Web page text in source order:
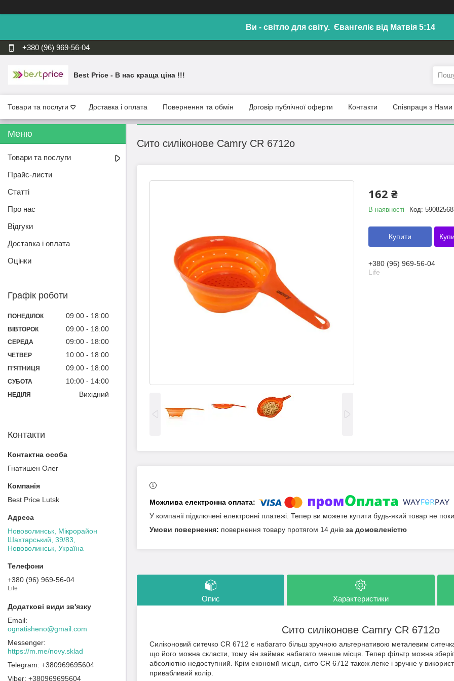
Ви - світло для світу. Євангеліє від Матвія 5:14
+380 (96) 969-56-04
Best Price - В нас краща ціна !!!
Товари та послуги Доставка і оплата Повернення та обмін Договір публічної оферти Контакти Співпраця з Нами
Сито силіконове Camry CR 6712o
162 ₴
В наявності Код:
Купити
+380 (96) 969-56-04
Life
У компанії підключені електронні платежі. Тепер ви можете купити будь-який товар не
повернення товару протягом 14 днів за домовленістю
Опис Характеристики
Сито силіконове Camry CR 6712o
Силіконовий ситечко CR 6712 є набагато більш зручною альтернативою металевим
що його можна скласти, тому він займає набагато менше місця. Тепер фільтр можна
абсолютно недоступний. Крім економії місця, сито CR 6712 також легке і зручне у
привабливий колір.
Товари та послуги
Прайс-листи
Статті
Про нас
Відгуки
Доставка і оплата
Оцінки
Графік роботи
ПОНЕДІЛОК 09:00 18:00
ВІВТОРОК 09:00 18:00
СЕРЕДА 09:00 18:00
ЧЕТВЕР 10:00 18:00
ПʼЯТНИЦЯ 09:00 18:00
СУБОТА 10:00 14:00
НЕДІЛЯ Вихідний
Контакти
Гнатишен Олег
Best Price Lutsk
Нововолинськ, Мікрорайон
Шахтарський, 39/83,
Нововолинськ, Україна
+380 (96) 969-56-04
Life
ognatisheno@gmail.com
https://m.me/novy.sklad
+380969695604
+380969695604